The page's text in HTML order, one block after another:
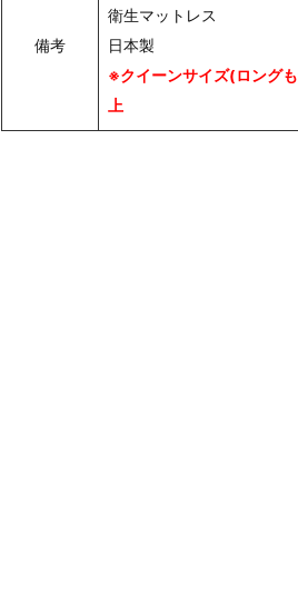
備考
衛生マットレス
日本製
※クイーンサイズ(ロング
上